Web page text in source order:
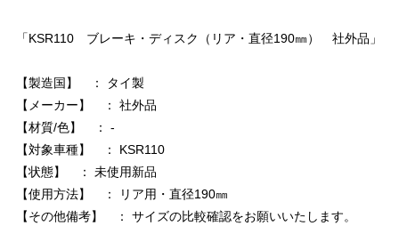
「KSR110 ブレーキ・ディスク（リア・直径190㎜） 社外品」
【製造国】 ： タイ製
【メーカー】 ： 社外品
【材質/色】 ： -
【対象車種】 ： KSR110
【状態】 ： 未使用新品
【使用方法】 ： リア用・直径190㎜
【その他備考】 ： サイズの比較確認をお願いいたします。